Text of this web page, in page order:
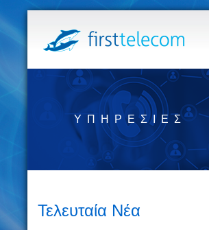
ΥΠΗΡΕΣΊΕΣ
Τελευταία Νέα